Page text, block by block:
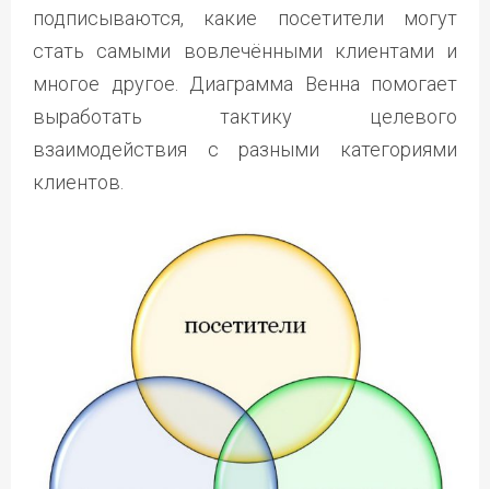
подписываются, какие посетители могут
стать самыми вовлечёнными клиентами и
многое другое. Диаграмма Венна помогает
выработать тактику целевого
взаимодействия с разными категориями
клиентов.